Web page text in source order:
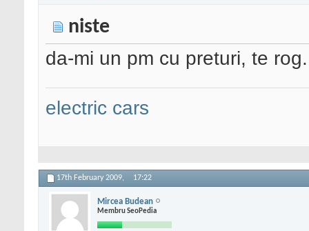
niste
da-mi un pm cu preturi, te rog.
electric cars
17th February 2009, 17:22
Mircea Budean
Membru SeoPedia